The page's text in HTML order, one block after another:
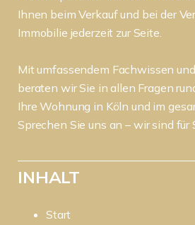
Ihnen beim Verkauf und bei der
Immobilie jederzeit zur Seite.
Mit umfassendem Fachwissen
beraten wir Sie in allen Fragen
Ihre Wohnung in Köln und im
Sprechen Sie uns an – wir sind für
INHALT
Start